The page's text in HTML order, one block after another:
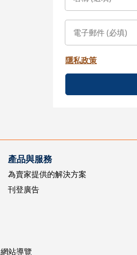
隱私政策
產品與服務
為賣家提供的解決方案
刊登廣告
網站導覽